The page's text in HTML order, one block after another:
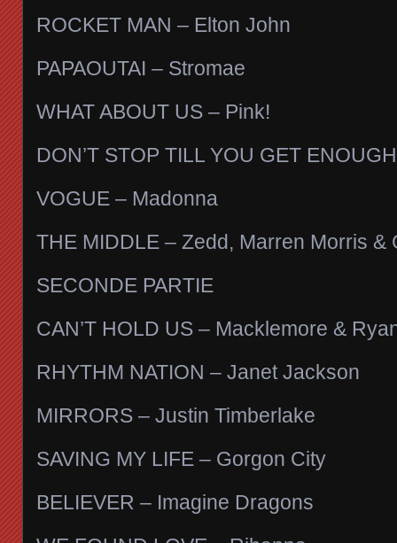
ROCKET MAN – Elton John
PAPAOUTAI – Stromae
WHAT ABOUT US – Pink!
DON’T STOP TILL YOU GET
VOGUE – Madonna
THE MIDDLE – Zedd, Marren Morris &
SECONDE PARTIE
CAN’T HOLD US – Macklemore &
RHYTHM NATION – Janet Jackson
MIRRORS – Justin Timberlake
SAVING MY LIFE – Gorgon City
BELIEVER – Imagine Dragons